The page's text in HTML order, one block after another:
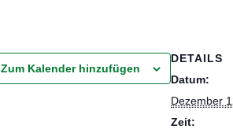
Zum Kalender hinzufügen
DETAILS
Datum:
Dezember
Zeit: